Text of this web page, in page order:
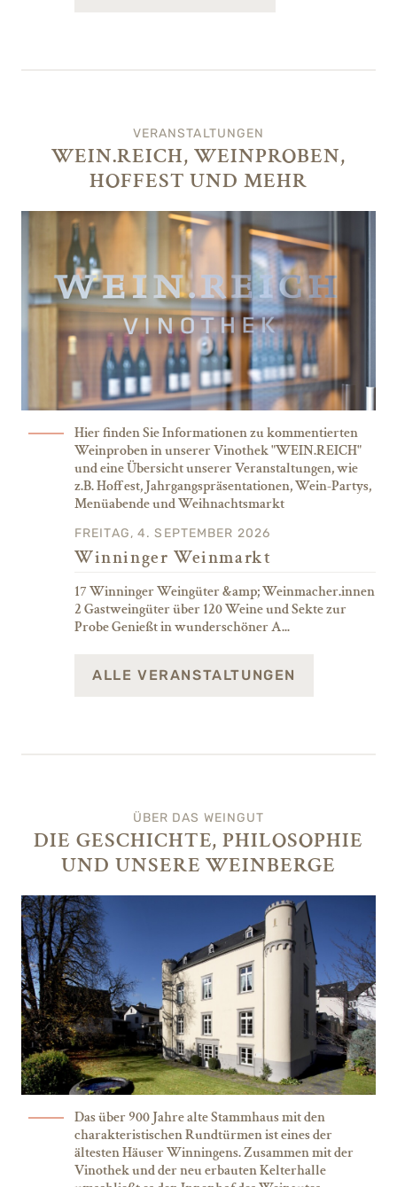
VERANSTALTUNGEN
WEIN.REICH, WEINPROBEN,
HOFFEST UND MEHR
Hier finden Sie Informationen zu kommentierten
Weinproben in unserer Vinothek "WEIN.REICH"
und eine Übersicht unserer Veranstaltungen, wie
z.B. Hoffest, Jahrgangspräsentationen, Wein-Partys,
Menüabende und Weihnachtsmarkt
FREITAG, 4. SEPTEMBER 2026
Winninger Weinmarkt
17 Winninger Weingüter &amp; Weinmacher.innen
2 Gastweingüter über 120 Weine und Sekte zur
Probe Genießt in wunderschöner A...
ALLE VERANSTALTUNGEN
ÜBER DAS WEINGUT
DIE GESCHICHTE, PHILOSOPHIE
UND UNSERE WEINBERGE
Das über 900 Jahre alte Stammhaus mit den
charakteristischen Rundtürmen ist eines der
ältesten Häuser Winningens. Zusammen mit der
Vinothek und der neu erbauten Kelterhalle